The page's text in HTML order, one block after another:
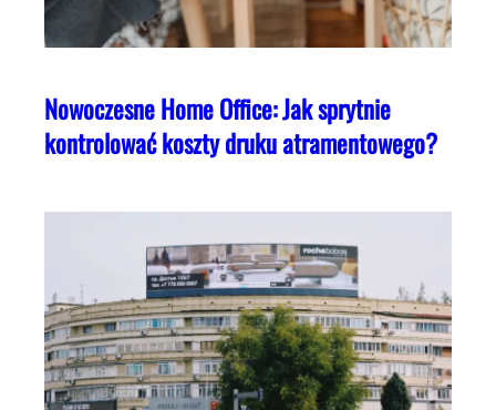
Nowoczesne Home Office: Jak sprytnie
kontrolować koszty druku atramentowego?